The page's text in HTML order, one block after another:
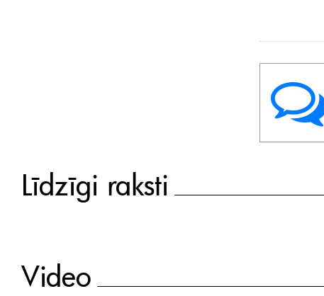
Līdzīgi raksti
Video